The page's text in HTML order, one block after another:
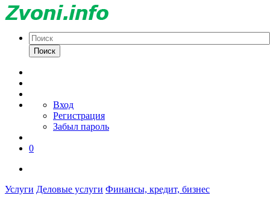
Поиск
Вход
Регистрация
Забыл пароль
0
Услуги Деловые услуги Финансы, кредит, бизнес